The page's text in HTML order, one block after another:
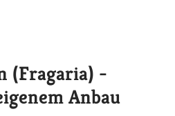
(Fragaria) -
Anbau